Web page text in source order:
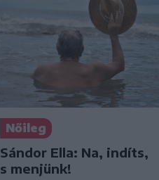
Nőileg
Sándor Ella: Na, indíts,
s menjünk!